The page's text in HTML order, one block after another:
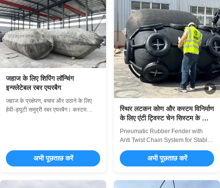
जहाज के लिए शिपिंग लॉन्चिंग
इन्फ्लेटेबल रबर एयरबैग
जहाज के प्रक्षेपण, बचाव और उठाने के लिए
हेवी-ड्यूटी समुद्री रबर एयरबैग। कस्टम
है।
अभी पूछताछ करें
स्थिर लटकन कोण और कस्टम विनिर्माण
के लिए एंटी ट्विस्ट चेन सिस्टम के साथ
वायवीय रबर फेंडर
Pneumatic Rubber Fender with
Anti Twist Chain System for Stable
The Sea Pneumatic Rubber
Fender is an advanced marine
provide superior protection for
अभी पूछताछ करें